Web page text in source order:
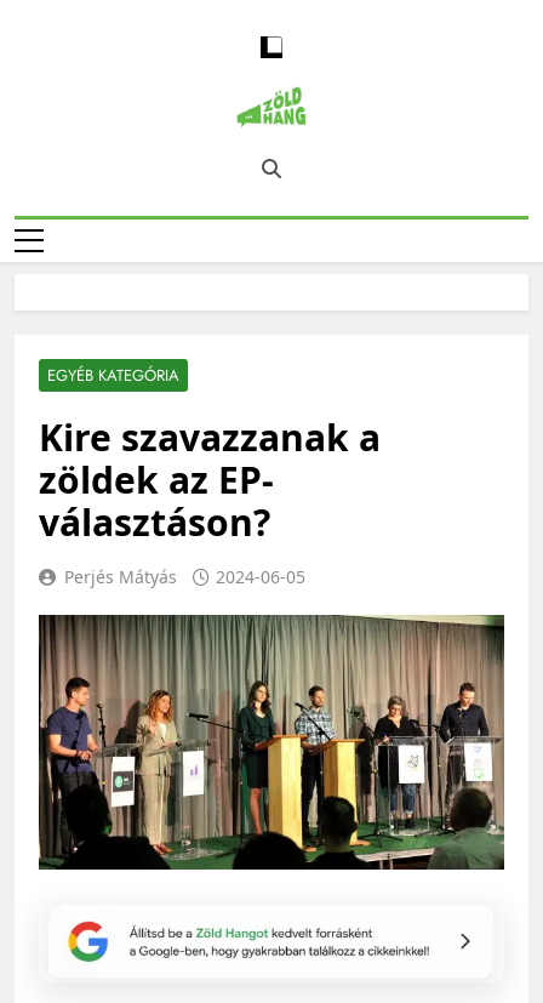
Magyarország
Zöld Hangja
Zöld Hang – Természet, Klímaváltozás,
Fenntarthatóság, Jövő
EGYÉB KATEGÓRIA
Kire szavazzanak a
zöldek az EP-
választáson?
Perjés Mátyás 2024-06-05